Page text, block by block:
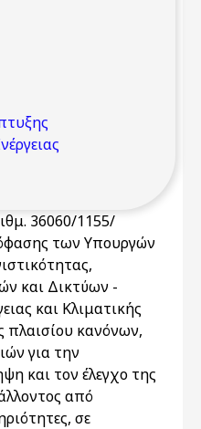
36060/1155/
των Υπουργών
και Δικτύων -
και Κλιματικής
πλαισίου κανόνων,
για την
και τον έλεγχο της
από
σε